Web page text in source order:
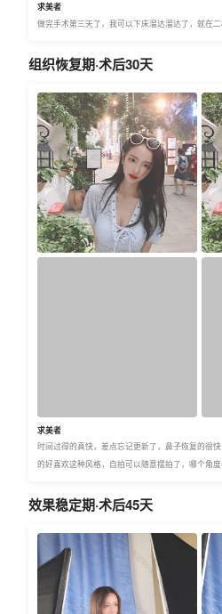
求美者
做完手术第三天了，我可以下床溜达溜达了，就在
组织恢复期·术后30天
求美者
时间过得的真快，差点忘记更新了，鼻子恢复的很
的好喜欢这种风格，自拍可以随意摆拍了，哪个角
效果稳定期·术后45天